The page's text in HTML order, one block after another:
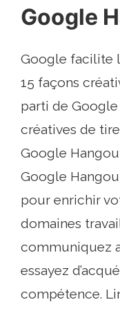
Google
Google facilite
15 façons
parti de
créatives de
Google
Google
pour enrichir
domaines
communiquez
essayez
compétence.